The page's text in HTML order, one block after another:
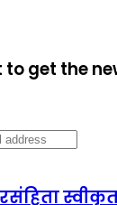
get the